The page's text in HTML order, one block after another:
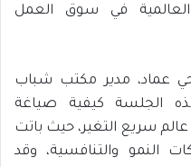
العالمية في سوق العمل
عماد، مدير مكتب شباب
الجلسة كيفية صياغة
سريع التغير، حيث باتت
النمو والتنافسية، وقد